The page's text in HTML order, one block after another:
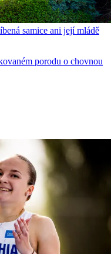
samice ani její mládě
porodu o chovnou